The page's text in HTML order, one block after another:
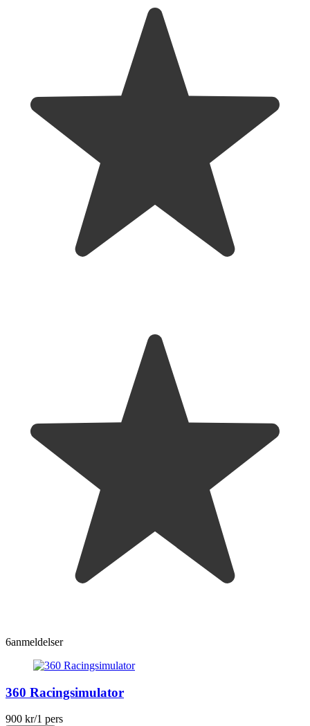
6anmeldelser
360 Racingsimulator
900 kr/1 pers